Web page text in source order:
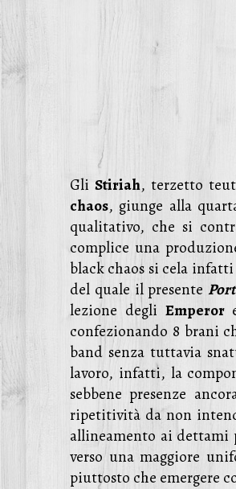
Gli Stiriah, terzetto
chaos, giunge alla
qualitativo, che si
complice una
black chaos si cela
del quale il presente
lezione degli Emperor
confezionando 8 brani
band senza tuttavia
lavoro, infatti, la
sebbene presenze
ripetitività da non
allineamento ai dettami
verso una maggiore
piuttosto che emergere